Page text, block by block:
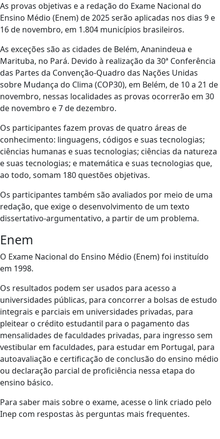
As provas objetivas e a redação do Exame Nacional do
Ensino Médio (Enem) de 2025 serão aplicadas nos dias 9 e
16 de novembro, em 1.804 municípios brasileiros.
As exceções são as cidades de Belém, Ananindeua e
Marituba, no Pará. Devido à realização da 30ª Conferência
das Partes da Convenção-Quadro das Nações Unidas
sobre Mudança do Clima (COP30), em Belém, de 10 a 21 de
novembro, nessas localidades as provas ocorrerão em 30
de novembro e 7 de dezembro.
Os participantes fazem provas de quatro áreas de
conhecimento: linguagens, códigos e suas tecnologias;
ciências humanas e suas tecnologias; ciências da natureza
e suas tecnologias; e matemática e suas tecnologias que,
ao todo, somam 180 questões objetivas.
Os participantes também são avaliados por meio de uma
redação, que exige o desenvolvimento de um texto
dissertativo-argumentativo, a partir de um problema.
Enem
O Exame Nacional do Ensino Médio (Enem) foi instituído
em 1998.
Os resultados podem ser usados para acesso a
universidades públicas, para concorrer a bolsas de estudo
integrais e parciais em universidades privadas, para
pleitear o crédito estudantil para o pagamento das
mensalidades de faculdades privadas, para ingresso sem
vestibular em faculdades, para estudar em Portugal, para
autoavaliação e certificação de conclusão do ensino médio
ou declaração parcial de proficiência nessa etapa do
ensino básico.
Para saber mais sobre o exame, acesse o link criado pelo
Inep com respostas às perguntas mais frequentes.